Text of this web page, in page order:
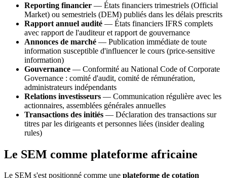
Reporting financier — États financiers trimestriels (Official
Market) ou semestriels (DEM) publiés dans les délais prescrits
Rapport annuel audité — États financiers IFRS complets
avec rapport de l'auditeur et rapport de gouvernance
Annonces de marché — Publication immédiate de toute
information susceptible d'influencer le cours (price-sensitive
information)
Gouvernance — Conformité au National Code of Corporate
Governance : comité d'audit, comité de rémunération,
administrateurs indépendants
Relations investisseurs — Communication régulière avec les
actionnaires, assemblées générales annuelles
Transactions des initiés — Déclaration des transactions sur
titres par les dirigeants et personnes liées (insider dealing
rules)
Le SEM comme plateforme africaine
Le SEM s'est positionné comme une plateforme de cotation